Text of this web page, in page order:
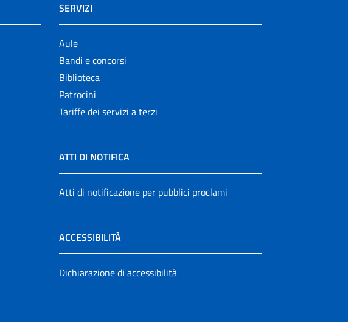
SERVIZI
Aule
Bandi e concorsi
Biblioteca
Patrocini
Tariffe dei servizi a terzi
ATTI DI NOTIFICA
Atti di notificazione per pubblici proclami
ACCESSIBILITÀ
Dichiarazione di accessibilità